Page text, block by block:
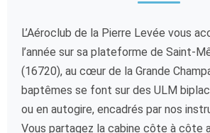
L’Aéroclub de la Pierre Levée vous
l’année sur sa plateforme de Saint-
(16720), au cœur de la Grande
baptêmes se font sur des ULM
ou en autogire, encadrés par nos
Vous partagez la cabine côte à côte